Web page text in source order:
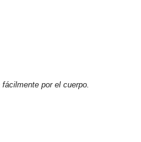
por el cuerpo.